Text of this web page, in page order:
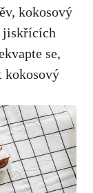
kokosový
jiskřících
se,
kokosový